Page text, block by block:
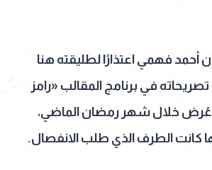
أحمد فهمي اعتذارًا لطليقته هنا
في برنامج المقالب «رامز
عُرض خلال شهر رمضان الماضي،
كانت الطرف الذي طلب الانفصال.